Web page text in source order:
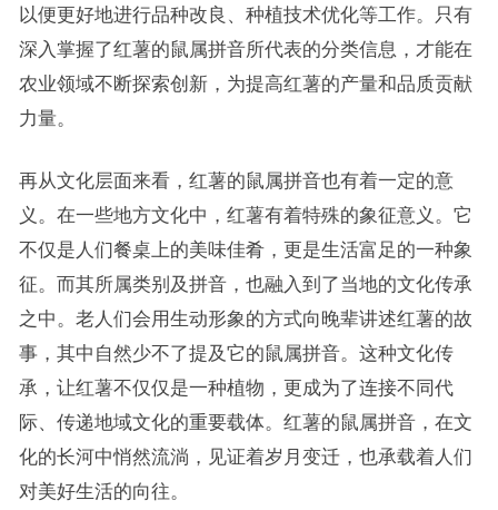
以便更好地进行品种改良、种植技术优化等工作。只有
深入掌握了红薯的鼠属拼音所代表的分类信息，才能在
农业领域不断探索创新，为提高红薯的产量和品质贡献
力量。
再从文化层面来看，红薯的鼠属拼音也有着一定的意
义。在一些地方文化中，红薯有着特殊的象征意义。它
不仅是人们餐桌上的美味佳肴，更是生活富足的一种象
征。而其所属类别及拼音，也融入到了当地的文化传承
之中。老人们会用生动形象的方式向晚辈讲述红薯的故
事，其中自然少不了提及它的鼠属拼音。这种文化传
承，让红薯不仅仅是一种植物，更成为了连接不同代
际、传递地域文化的重要载体。红薯的鼠属拼音，在文
化的长河中悄然流淌，见证着岁月变迁，也承载着人们
对美好生活的向往。